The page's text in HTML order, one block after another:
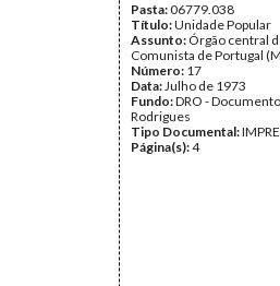
Pasta:06779.038
Título:Unidade Popular
Assunto: Órgão central
Comunista de Portugal
Número: 17
Data:Julho de 1973
Fundo:DRO -
Rodrigues
Tipo Documental:
Página(s):4